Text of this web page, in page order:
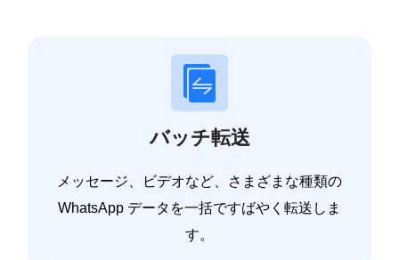
バッチ転送
メッセージ、ビデオなど、さまざまな種類の
WhatsApp データを一括ですばやく転送しま
す。